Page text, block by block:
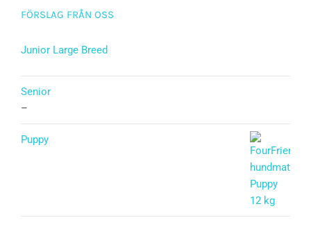
FÖRSLAG FRÅN OSS
Junior Large Breed
5.00av 5
Senior
–
Puppy